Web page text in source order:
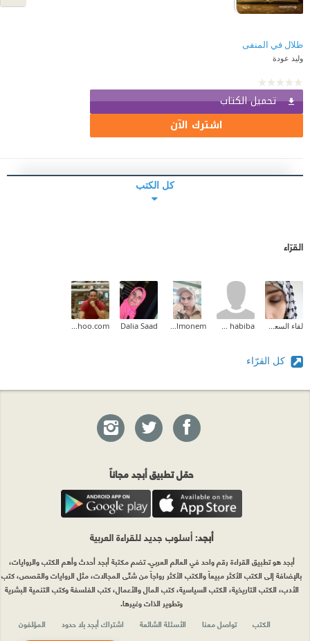
ظلال في المنفى
وليد عودة
تحميل الكتاب
اشترك الآن
كل الكتب
القرّاء
Dalia Saad
كل القرّاء
حمّل تطبيق أبجد مجاناً
أبجد: أسلوب جديد للقراءة العربية
أبجد هو تطبيق القراءة رقم واحد في العالم العربي. تضم مكتبة أبجد أحدث وأهم الكتب والروايات،
بالإضافة إلى الكتب الأكثر مبيعاً والكتب الأكثر رواجاً من شتّى المجالات، مثل الروايات والقصص، كتب
الأدب، الكتب التاريخية، الكتب السياسية، كتب المال والأعمال، كتب الفلسفة وكتب التنمية البشرية
وتطوير الذات وغيرها.
الكتب
تواصل معنا الأسئلة الشائعة اشتراك أبجد بلا حدود المؤلفون